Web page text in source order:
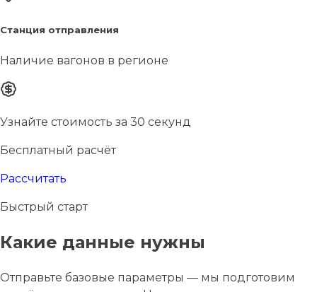
Станция отправления
Наличие вагонов в регионе
Узнайте стоимость за 30 секунд
Бесплатный расчёт
Рассчитать
Быстрый старт
Какие данные нужны
Отправьте базовые параметры — мы подготовим